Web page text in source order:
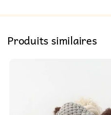
Produits similaires